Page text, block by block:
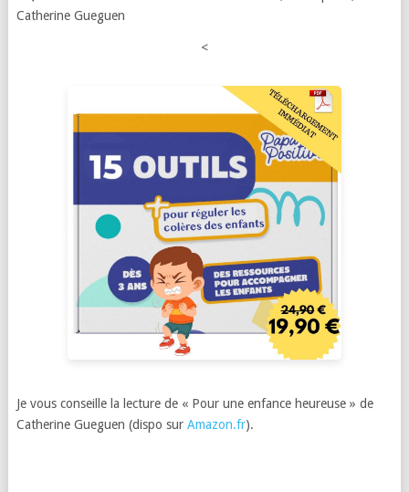
Catherine Gueguen
<
Je vous conseille la lecture de « Pour une enfance heureuse » de
Catherine Gueguen (dispo sur Amazon.fr).